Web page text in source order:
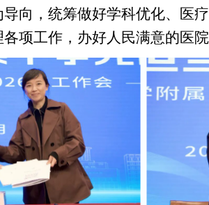
向，统筹做好学科优化、医
项工作，办好人民满意的医院